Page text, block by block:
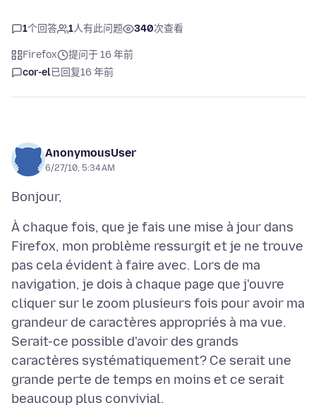
1个回答 1人有此问题 340次查看
Firefox
提问于 16 年前
cor-el已回复16 年前
AnonymousUser
6/27/10, 5:34 AM
À chaque fois, que je fais une mise à jour dans
Firefox, mon problème ressurgit et je ne trouve
pas cela évident à faire avec. Lors de ma
navigation, je dois à chaque page que j'ouvre
cliquer sur le zoom plusieurs fois pour avoir ma
grandeur de caractères appropriés à ma vue.
Serait-ce possible d'avoir des grands
caractères systématiquement? Ce serait une
grande perte de temps en moins et ce serait